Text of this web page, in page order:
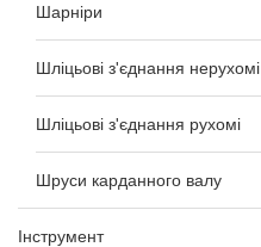
Шарніри
Шліцьові з'єднання нерухомі
Шліцьові з'єднання рухомі
Шруси карданного валу
Інструмент